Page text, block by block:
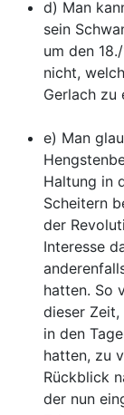
d) Man
sein
um den
nicht,
Gerlach zu
e) Man
Haltung in
Scheitern
der
Interesse
hatten. So
dieser Zeit,
in den
hatten, zu
Rückblick
der nun